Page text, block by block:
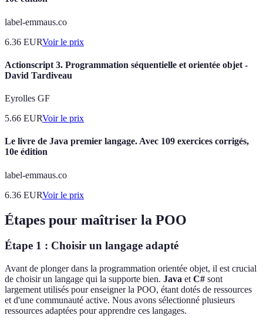
label-emmaus.co
6.36 EURVoir le prix
Actionscript 3. Programmation séquentielle et orientée objet -
David Tardiveau
Eyrolles GF
5.66 EURVoir le prix
Le livre de Java premier langage. Avec 109 exercices corrigés,
10e édition
label-emmaus.co
6.36 EURVoir le prix
Étapes pour maîtriser la POO
Étape 1 : Choisir un langage adapté
Avant de plonger dans la programmation orientée objet, il est crucial
de choisir un langage qui la supporte bien. Java et C# sont
largement utilisés pour enseigner la POO, étant dotés de ressources
et d'une communauté active. Nous avons sélectionné plusieurs
ressources adaptées pour apprendre ces langages.